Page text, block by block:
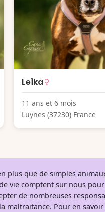
LeÏka
11 ans et 6 mois
Luynes (37230) France
plus que de simples
vie comptent sur nous
de nombreuses
maltraitance. Pour en